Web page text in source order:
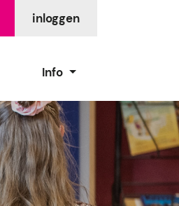
inloggen
Info